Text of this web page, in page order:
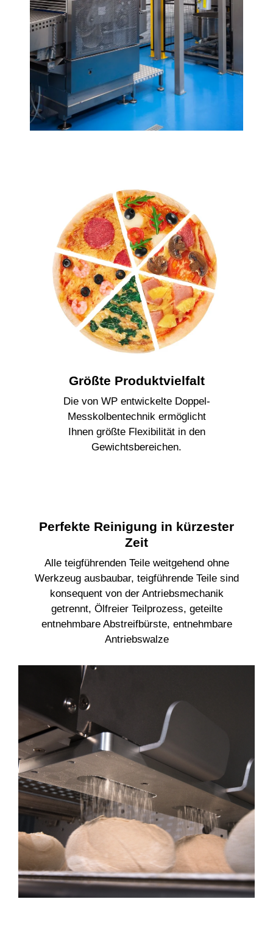
Größte Produktvielfalt
Die von WP entwickelte Doppel-
Messkolbentechnik ermöglicht
Ihnen größte Flexibilität in den
Gewichtsbereichen.
Perfekte Reinigung in kürzester
Zeit
Alle teigführenden Teile weitgehend ohne
Werkzeug ausbaubar, teigführende Teile sind
konsequent von der Antriebsmechanik
getrennt, Ölfreier Teilprozess, geteilte
entnehmbare Abstreifbürste, entnehmbare
Antriebswalze